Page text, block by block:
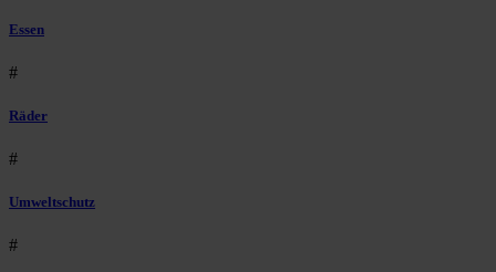
Essen
#
Räder
#
Umweltschutz
#